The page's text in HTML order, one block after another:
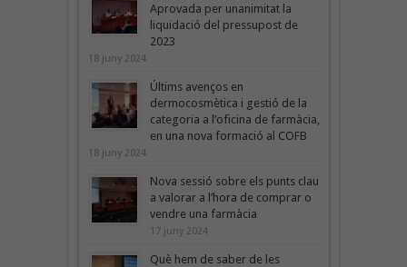
Aprovada per unanimitat la
liquidació del pressupost de
2023
18 juny 2024
Últims avenços en
dermocosmètica i gestió de la
categoria a l’oficina de farmàcia,
en una nova formació al COFB
18 juny 2024
Nova sessió sobre els punts clau
a valorar a l’hora de comprar o
vendre una farmàcia
17 juny 2024
Què hem de saber de les